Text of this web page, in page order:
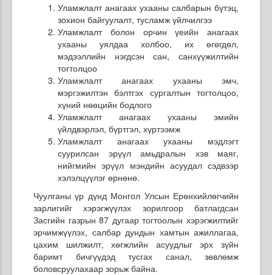
Уламжлалт анагаах ухааны салбарын бүтэц,
зохион байгуулалт, тусламж үйлчилгээ
Уламжлалт болон орчин үеийн анагаах
ухааны уялдаа холбоо, их өгөгдөл,
мэдээллийн нэгдсэн сан, санхүүжилтийн
тогтолцоо
Уламжлалт анагаах ухааны эмч,
мэргэжилтэн бэлтгэх сургалтын тогтолцоо,
хүний нөөцийн бодлого
Уламжлалт анагаах ухааны эмийн
үйлдвэрлэл, бүртгэл, хүртээмж
Уламжлалт анагаах ухааны мэдлэгт
суурилсан эрүүл амьдралын хэв маяг,
нийгмийн эрүүл мэндийн асуудал сэдвээр
хэлэлцүүлэг өрнөнө.
Чуулганы үр дүнд Монгол Улсын Ерөнхийлөгчийн
зарлигийг хэрэгжүүлэх зорилгоор батлагдсан
Засгийн газрын 87 дугаар тогтоолын хэрэгжилтийг
эрчимжүүлэх, салбар дундын хамтын ажиллагаа,
цахим шилжилт, хөгжлийн асуудлыг эрх зүйн
баримт бичгүүдэд тусгах санал, зөвлөмж
боловсруулахаар зорьж байна.